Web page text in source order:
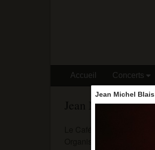
Accueil Concerts
Jean Michel Blais
Jean Michel Blais